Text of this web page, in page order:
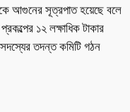
আগুনের সূত্রপাত হয়েছে বলে
১২ লক্ষাধিক টাকার
তদন্ত কমিটি গঠন